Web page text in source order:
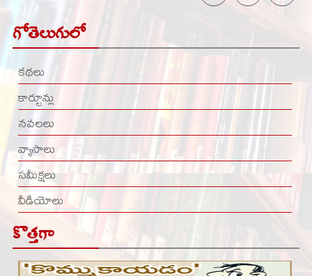
గోతెలుగులో
కథలు
కార్టూన్లు
నవలలు
వ్యాసాలు
సమీక్షలు
వీడియోలు
కొత్తగా